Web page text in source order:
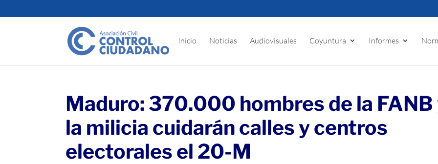
Inicio Noticias Audiovisuales Coyuntura Informes
Maduro: 370.000 hombres de la FANB
la milicia cuidarán calles y centros
electorales el 20-M